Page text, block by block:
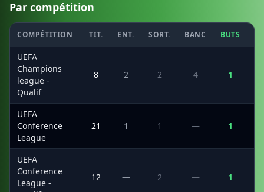
Par compétition
COMPÉTITION TIT. ENT. SORT. BANC BUTS
UEFA
Champions
league -
Qualif
8 2 2 4 1
UEFA
Conference
League
21 1 1 — 1
UEFA
Conference
League -
12 — 2 — 1